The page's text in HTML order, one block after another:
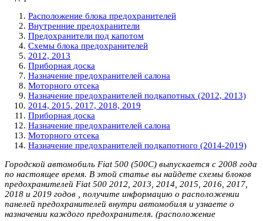
Расположение блока предохранителей
Внутренние предохранители
Предохранители под капотом
Схемы блока предохранителей
2012, 2013
Приборная доска
Назначение предохранителей салона
Моторного отсека
Назначение предохранителей подкапотных (2012, 2013)
2014, 2015, 2017, 2018, 2019
Приборная доска
Назначение предохранителей салона
Моторного отсека
Назначение предохранителей подкапотного (2014-2019)
Городской автомобиль Fiat 500 (500C) выпускается с 2008 года
по настоящее время. В этой статье вы найдете схемы блоков
предохранителей Fiat 500 2012, 2013, 2014, 2015, 2016, 2017,
2018 и 2019 годов , получите информацию о расположении
панелей предохранителей внутри автомобиля и узнаете о
назначении каждого предохранителя. (расположение